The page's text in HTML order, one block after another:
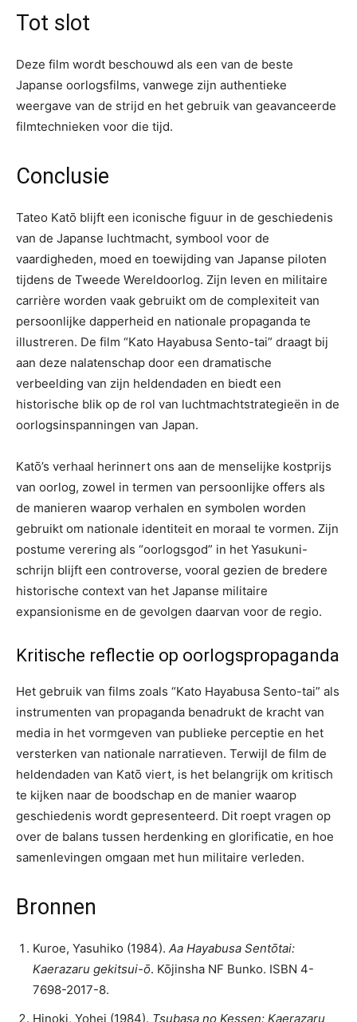
Tot slot
Deze film wordt beschouwd als een van de beste
Japanse oorlogsfilms, vanwege zijn authentieke
weergave van de strijd en het gebruik van geavanceerde
filmtechnieken voor die tijd.
Conclusie
Tateo Katō blijft een iconische figuur in de geschiedenis
van de Japanse luchtmacht, symbool voor de
vaardigheden, moed en toewijding van Japanse piloten
tijdens de Tweede Wereldoorlog. Zijn leven en militaire
carrière worden vaak gebruikt om de complexiteit van
persoonlijke dapperheid en nationale propaganda te
illustreren. De film “Kato Hayabusa Sento-tai” draagt bij
aan deze nalatenschap door een dramatische
verbeelding van zijn heldendaden en biedt een
historische blik op de rol van luchtmachtstrategieën in de
oorlogsinspanningen van Japan.
Katō’s verhaal herinnert ons aan de menselijke kostprijs
van oorlog, zowel in termen van persoonlijke offers als
de manieren waarop verhalen en symbolen worden
gebruikt om nationale identiteit en moraal te vormen. Zijn
postume verering als “oorlogsgod” in het Yasukuni-
schrijn blijft een controverse, vooral gezien de bredere
historische context van het Japanse militaire
expansionisme en de gevolgen daarvan voor de regio.
Kritische reflectie op oorlogspropaganda
Het gebruik van films zoals “Kato Hayabusa Sento-tai” als
instrumenten van propaganda benadrukt de kracht van
media in het vormgeven van publieke perceptie en het
versterken van nationale narratieven. Terwijl de film de
heldendaden van Katō viert, is het belangrijk om kritisch
te kijken naar de boodschap en de manier waarop
geschiedenis wordt gepresenteerd. Dit roept vragen op
over de balans tussen herdenking en glorificatie, en hoe
samenlevingen omgaan met hun militaire verleden.
Bronnen
Kuroe, Yasuhiko (1984). Aa Hayabusa Sentōtai:
Kaerazaru gekitsui-ō. Kōjinsha NF Bunko. ISBN 4-
7698-2017-8.
Hinoki, Yohei (1984). Tsubasa no Kessen: Kaerazaru